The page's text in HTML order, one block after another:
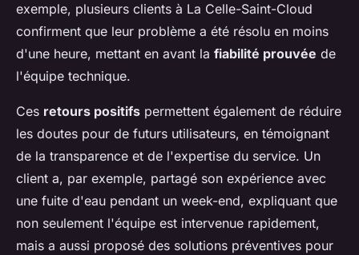
exemple, plusieurs clients à La Celle-Saint-Cloud
confirment que leur problème a été résolu en moins
d'une heure, mettant en avant la fiabilité prouvée de
l'équipe technique.
Ces retours positifs permettent également de réduire
les doutes pour de futurs utilisateurs, en témoignant
de la transparence et de l'expertise du service. Un
client a, par exemple, partagé son expérience avec
une fuite d'eau pendant un week-end, expliquant que
non seulement l'équipe est intervenue rapidement,
mais a aussi proposé des solutions préventives pour